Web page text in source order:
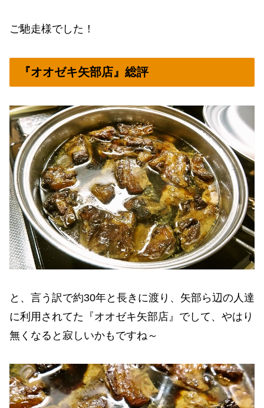
ご馳走様でした！
『オオゼキ矢部店』総評
と、言う訳で約30年と長きに渡り、矢部ら辺の人達
に利用されてた『オオゼキ矢部店』でして、やはり
無くなると寂しいかもですね～